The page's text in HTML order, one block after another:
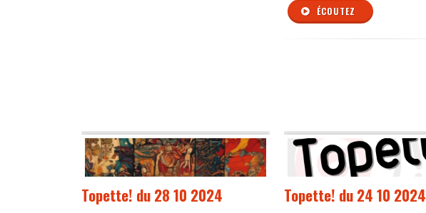
ÉCOUTEZ
Topette! du 28 10 2024 Topette! du 24 10 2024